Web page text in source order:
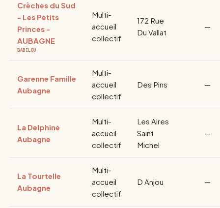
Crèches du Sud
- Les Petits
Princes -
AUBAGNE
BABILOU
Multi-
accueil
collectif
172 Rue
Du Vallat
—
Garenne Famille
Aubagne
Multi-
accueil
collectif
Des Pins —
La Delphine
Aubagne
Multi-
accueil
collectif
Les Aires
Saint
Michel
—
La Tourtelle
Aubagne
Multi-
accueil
collectif
D Anjou —